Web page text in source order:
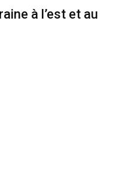
à l’est et au